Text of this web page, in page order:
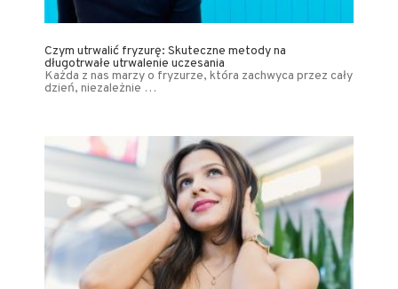
Czym utrwalić fryzurę: Skuteczne metody na
długotrwałe utrwalenie uczesania
Każda z nas marzy o fryzurze, która zachwyca przez cały
dzień, niezależnie …